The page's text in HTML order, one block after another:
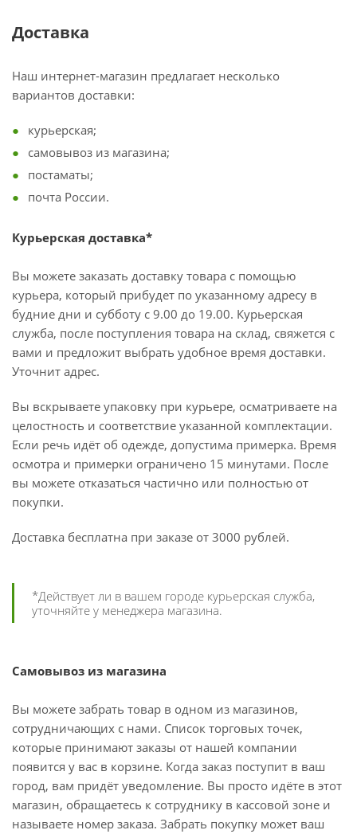
Доставка
Наш интернет-магазин предлагает несколько
вариантов доставки:
курьерская;
самовывоз из магазина;
постаматы;
почта России.
Курьерская доставка*
Вы можете заказать доставку товара с помощью
курьера, который прибудет по указанному адресу в
будние дни и субботу с 9.00 до 19.00. Курьерская
служба, после поступления товара на склад, свяжется с
вами и предложит выбрать удобное время доставки.
Уточнит адрес.
Вы вскрываете упаковку при курьере, осматриваете на
целостность и соответствие указанной комплектации.
Если речь идёт об одежде, допустима примерка. Время
осмотра и примерки ограничено 15 минутами. После
вы можете отказаться частично или полностью от
покупки.
Доставка бесплатна при заказе от 3000 рублей.
*Действует ли в вашем городе курьерская служба,
уточняйте у менеджера магазина.
Самовывоз из магазина
Вы можете забрать товар в одном из магазинов,
сотрудничающих с нами. Список торговых точек,
которые принимают заказы от нашей компании
появится у вас в корзине. Когда заказ поступит в ваш
город, вам придёт уведомление. Вы просто идёте в этот
магазин, обращаетесь к сотруднику в кассовой зоне и
называете номер заказа. Забрать покупку может ваш